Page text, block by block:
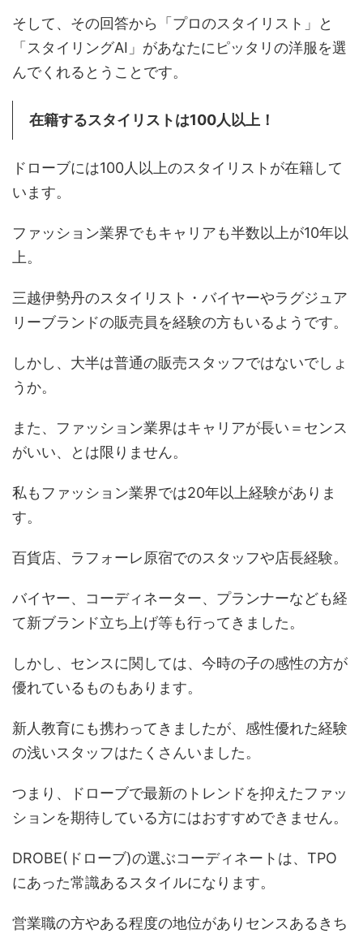
そして、その回答から「プロのスタイリスト」と
「スタイリングAI」があなたにピッタリの洋服を選
んでくれるとうことです。
在籍するスタイリストは100人以上！
ドローブには100人以上のスタイリストが在籍して
います。
ファッション業界でもキャリアも半数以上が10年以
上。
三越伊勢丹のスタイリスト・バイヤーやラグジュア
リーブランドの販売員を経験の方もいるようです。
しかし、大半は普通の販売スタッフではないでしょ
うか。
また、ファッション業界はキャリアが長い＝センス
がいい、とは限りません。
私もファッション業界では20年以上経験がありま
す。
百貨店、ラフォーレ原宿でのスタッフや店長経験。
バイヤー、コーディネーター、プランナーなども経
て新ブランド立ち上げ等も行ってきました。
しかし、センスに関しては、今時の子の感性の方が
優れているものもあります。
新人教育にも携わってきましたが、感性優れた経験
の浅いスタッフはたくさんいました。
つまり、ドローブで最新のトレンドを抑えたファッ
ションを期待している方にはおすすめできません。
DROBE(ドローブ)の選ぶコーディネートは、TPO
にあった常識あるスタイルになります。
営業職の方やある程度の地位がありセンスあるきち